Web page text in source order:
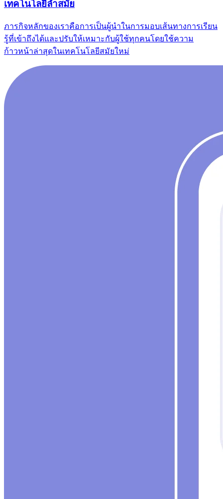
เทคโนโลยีล้ำสมัย
ภารกิจหลักของเราคือการเป็นผู้นําในการมอบเส้นทางการเรียน
รู้ที่เข้าถึงได้และปรับให้เหมาะกับผู้ใช้ทุกคนโดยใช้ความ
ก้าวหน้าล่าสุดในเทคโนโลยีสมัยใหม่